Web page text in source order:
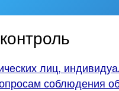
лиц,
соблюдения